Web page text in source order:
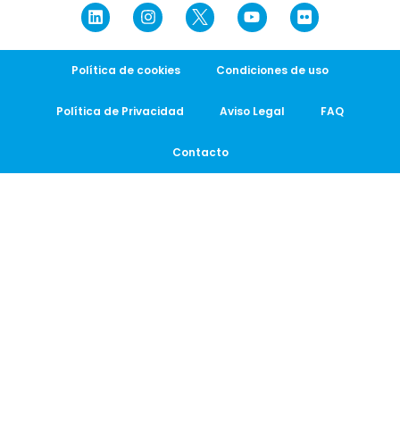
Política de cookies Condiciones de uso
Política de Privacidad Aviso Legal FAQ
Contacto